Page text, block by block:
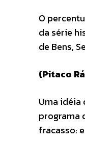
O
da série
de Bens,
(Pitaco
Uma idéia
programa
fracasso: